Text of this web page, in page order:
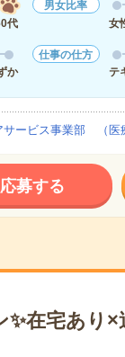
代
男女比率
女
か
仕事の仕方
テ
ービス事業部 （医
応募する
✨在宅あり×